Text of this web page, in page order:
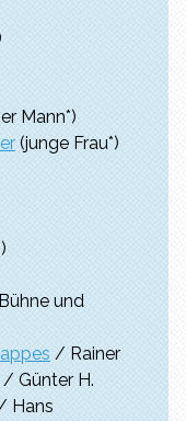
Mann*)
(junge Frau*)
und
/ Rainer
Günter H.
Hans